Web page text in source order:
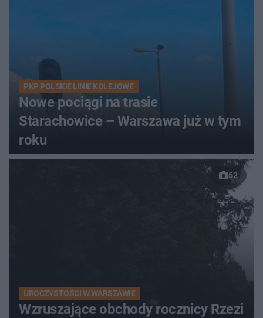
PKP POLSKIE LINIE KOLEJOWE
Nowe pociągi na trasie
Starachowice – Warszawa już w tym
roku
52
UROCZYSTOŚCI W WARSZAWIE
Wzruszające obchody rocznicy Rzezi